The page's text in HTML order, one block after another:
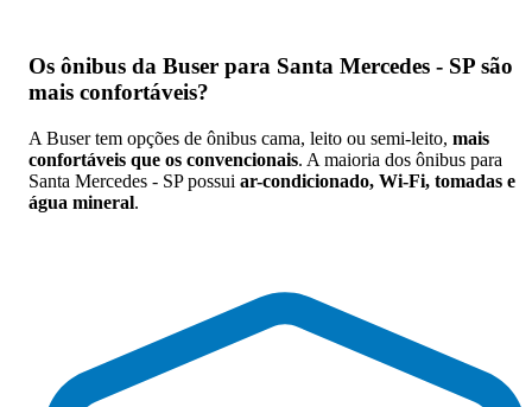
Os ônibus da Buser para Santa Mercedes - SP são
mais confortáveis?
A Buser tem opções de ônibus cama, leito ou semi-leito, mais
confortáveis que os convencionais. A maioria dos ônibus para
Santa Mercedes - SP possui ar-condicionado, Wi-Fi, tomadas e
água mineral.